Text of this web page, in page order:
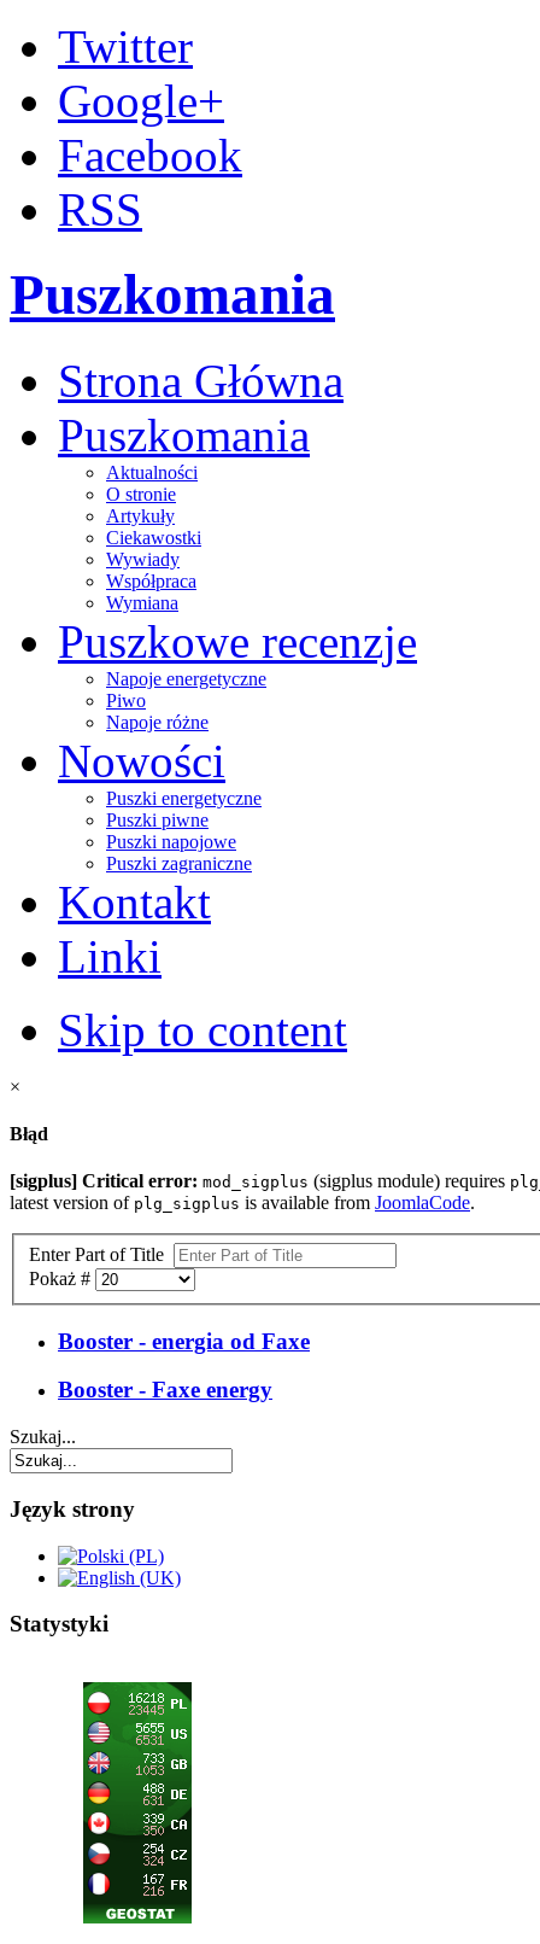
Twitter
Google+
Facebook
RSS
Puszkomania
Strona Główna
Puszkomania
Aktualności
O stronie
Artykuły
Ciekawostki
Wywiady
Współpraca
Wymiana
Puszkowe recenzje
Napoje energetyczne
Piwo
Napoje różne
Nowości
Puszki energetyczne
Puszki piwne
Puszki napojowe
Puszki zagraniczne
Kontakt
Linki
Skip to content
×
Błąd
[sigplus] Critical error: mod_sigplus (sigplus module) requires
latest version of plg_sigplus is available from JoomlaCode.
Enter Part of Title
Pokaż #
Booster - energia od Faxe
Booster - Faxe energy
Szukaj...
Język strony
Statystyki